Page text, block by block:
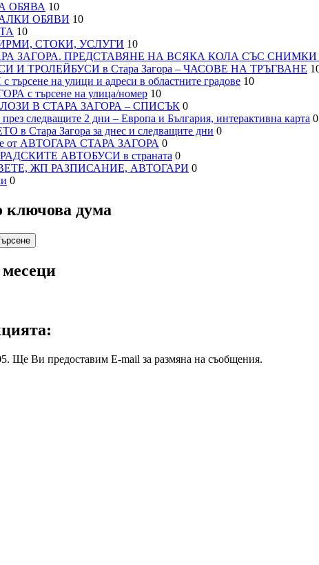
ОБЯВА 10
ОБЯВИ 10
10
СТОКИ, УСЛУГИ 10
ЗАГОРА. ПРЕДСТАВЯНЕ НА ВСЯКА КОЛА СЪС
И ТРОЛЕЙБУСИ в Стара Загора – ЧАСОВЕ НА ТРЪГВАНЕ
на улици и адреси в областните градове 10
с търсене на улица/номер 10
В СТАРА ЗАГОРА – СПИСЪК 0
2 дни – Европа и България, интерактивна карта 0
Стара Загора за днес и следващите дни 0
от АВТОГАРА СТАРА ЗАГОРА 0
АВТОБУСИ в страната 0
ЖП РАЗПИСАНИЕ, АВТОГАРИ 0
0
ключова дума
Ще Ви предоставим E-mail за размяна на съобщения.